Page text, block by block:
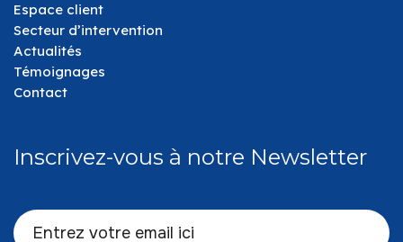
Espace client
Secteur d’intervention
Actualités
Témoignages
Contact
Inscrivez-vous à notre Newsletter